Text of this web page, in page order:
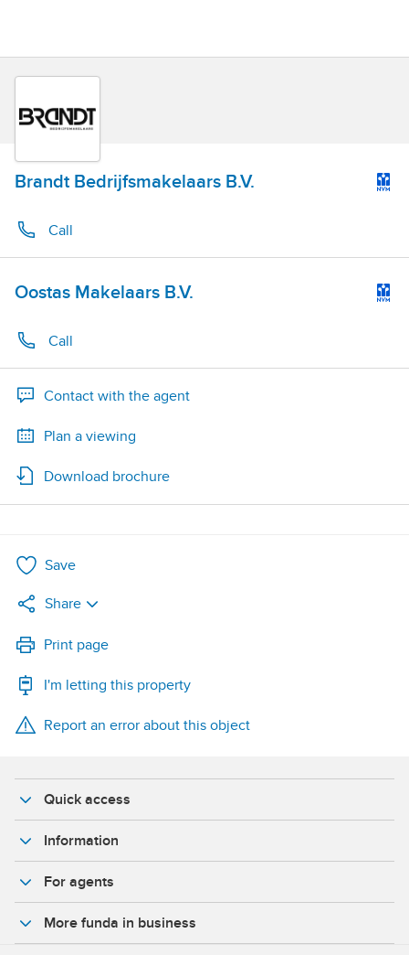
Brandt Bedrijfsmakelaars B.V.
Call
Oostas Makelaars B.V.
Call
Contact with the agent
Plan a viewing
Download brochure
Save
Share
LinkedIn
WhatsApp
X
Print page
I'm letting this property
Report an error about this object
Quick access
Information
For agents
More funda in business